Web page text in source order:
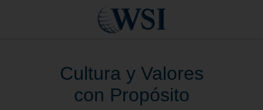
Cultura y Valores
con Propósito